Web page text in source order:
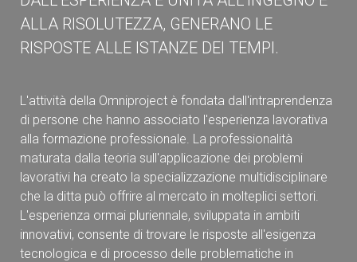
ALLA RISOLUTEZZA, GENERANO LE
RISPOSTE ALLE ISTANZE DEI TEMPI.
L'attività della Omniproject è fondata dall'intraprendenza
di persone che hanno associato l'esperienza lavorativa
alla formazione professionale. La professionalità
maturata dalla teoria sull'applicazione dei problemi
lavorativi ha creato la specializzazione multidisciplinare
che la ditta può offrire al mercato in molteplici settori.
L'esperienza ormai pluriennale, sviluppata in ambiti
innovativi, consente di trovare le risposte all'esigenza
tecnologica e di processo delle problematiche in